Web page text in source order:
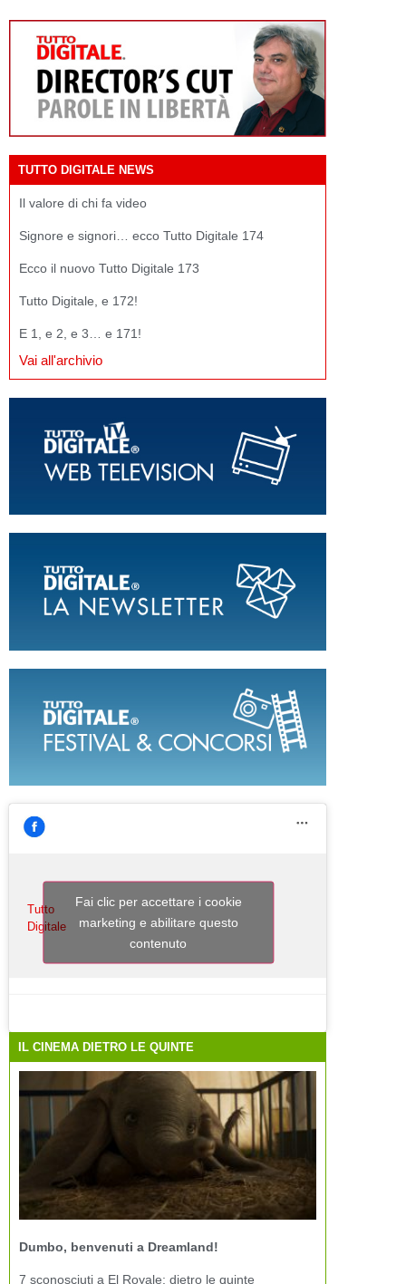
TUTTO DIGITALE NEWS
Il valore di chi fa video
Signore e signori… ecco Tutto Digitale 174
Ecco il nuovo Tutto Digitale 173
Tutto Digitale, e 172!
E 1, e 2, e 3… e 171!
Vai all'archivio
Tutto
Digitale
Fai clic per accettare i cookie
marketing e abilitare questo
contenuto
IL CINEMA DIETRO LE QUINTE
Dumbo, benvenuti a Dreamland!
7 sconosciuti a El Royale: dietro le quinte